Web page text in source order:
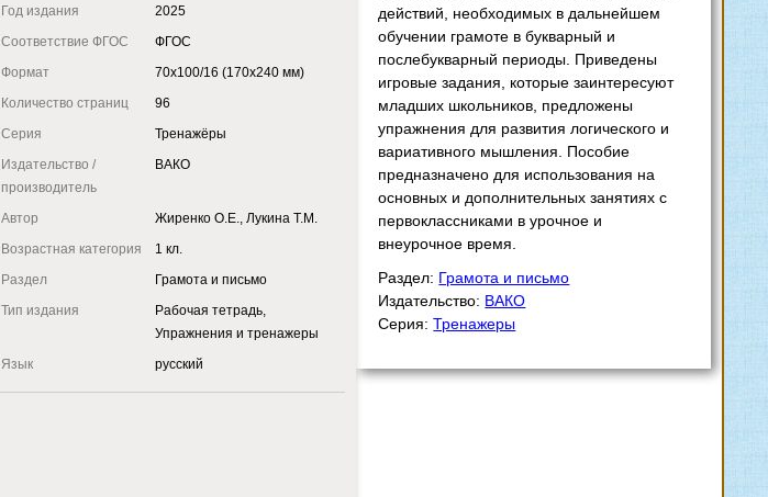
Год издания
2025
Соответствие ФГОС
ФГОС
Формат
70x100/16 (170x240 мм)
Количество страниц
96
Серия
Тренажёры
Издательство /
производитель
ВАКО
Автор
Жиренко О.Е., Лукина Т.М.
Возрастная категория
1 кл.
Раздел
Грамота и письмо
Тип издания
Рабочая тетрадь,
Упражнения и тренажеры
Язык
русский
действий, необходимых в дальнейшем
обучении грамоте в букварный и
послебукварный периоды. Приведены
игровые задания, которые заинтересуют
младших школьников, предложены
упражнения для развития логического и
вариативного мышления. Пособие
предназначено для использования на
основных и дополнительных занятиях с
первоклассниками в урочное и
внеурочное время.
Раздел: Грамота и письмо
Издательство: ВАКО
Серия:Тренажеры